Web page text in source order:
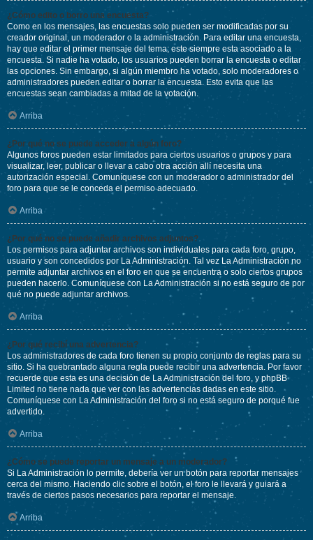
¿Cómo edito o borro una encuesta?
Como en los mensajes, las encuestas solo pueden ser modificadas por su
creador original, un moderador o la administración. Para editar una encuesta,
hay que editar el primer mensaje del tema; este siempre esta asociado a la
encuesta. Si nadie ha votado, los usuarios pueden borrar la encuesta o editar
las opciones. Sin embargo, si algún miembro ha votado, solo moderadores o
administradores pueden editar o borrar la encuesta. Esto evita que las
encuestas sean cambiadas a mitad de la votación.
Arriba
¿Por qué no se puede acceder a algún foro?
Algunos foros pueden estar limitados para ciertos usuarios o grupos y para
visualizar, leer, publicar o llevar a cabo otra acción allí necesita una
autorización especial. Comuníquese con un moderador o administrador del
foro para que se le conceda el permiso adecuado.
Arriba
¿Por qué no se puede añadir archivos adjuntos?
Los permisos para adjuntar archivos son individuales para cada foro, grupo,
usuario y son concedidos por La Administración. Tal vez La Administración no
permite adjuntar archivos en el foro en que se encuentra o solo ciertos grupos
pueden hacerlo. Comuníquese con La Administración si no está seguro de por
qué no puede adjuntar archivos.
Arriba
¿Por qué recibí una advertencia?
Los administradores de cada foro tienen su propio conjunto de reglas para su
sitio. Si ha quebrantado alguna regla puede recibir una advertencia. Por favor
recuerde que esta es una decisión de La Administración del foro, y phpBB
Limited no tiene nada que ver con las advertencias dadas en este sitio.
Comuníquese con La Administración del foro si no está seguro de porqué fue
advertido.
Arriba
¿Cómo se puede reportar un mensaje a un moderador?
Si La Administración lo permite, debería ver un botón para reportar mensajes
cerca del mismo. Haciendo clic sobre el botón, el foro le llevará y guiará a
través de ciertos pasos necesarios para reportar el mensaje.
Arriba